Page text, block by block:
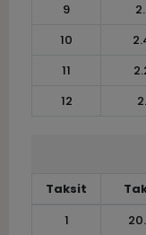
9
10
11
12
Taksit
1